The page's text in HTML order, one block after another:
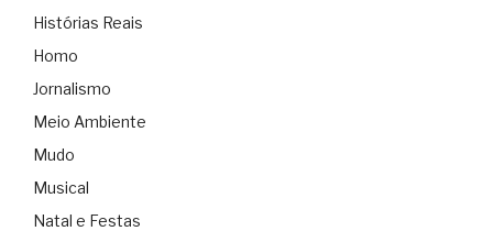
Histórias Reais
Homo
Jornalismo
Meio Ambiente
Mudo
Musical
Natal e Festas